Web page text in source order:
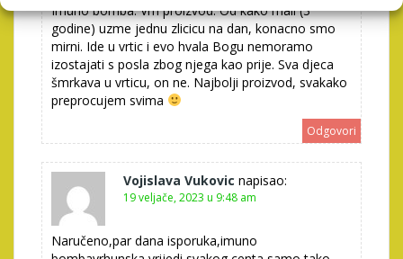
Imuno bomba. Vrh proizvod. Od kako mali (3
godine) uzme jednu zlicicu na dan, konacno smo
mirni. Ide u vrtic i evo hvala Bogu nemoramo
izostajati s posla zbog njega kao prije. Sva djeca
šmrkava u vrticu, on ne. Najbolji proizvod, svakako
preprocujem svima
Odgovori
Vojislava Vukovic napisao:
19 veljače, 2023 u 9:48 am
Naručeno,par dana isporuka,imuno